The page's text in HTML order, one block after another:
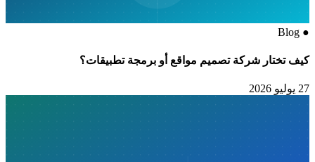
●
Blog
كيف تختار شركة تصميم مواقع أو برمجة تطبيقات؟
27 يوليو 2026